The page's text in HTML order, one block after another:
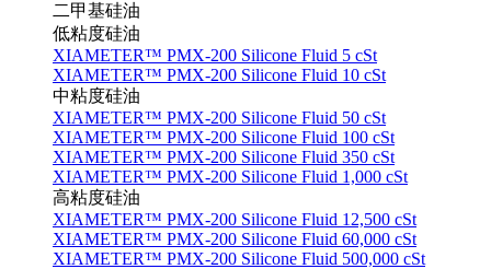
二甲基硅油
低粘度硅油
XIAMETER™ PMX-200 Silicone Fluid 5 cSt
XIAMETER™ PMX-200 Silicone Fluid 10 cSt
中粘度硅油
XIAMETER™ PMX-200 Silicone Fluid 50 cSt
XIAMETER™ PMX-200 Silicone Fluid 100 cSt
XIAMETER™ PMX-200 Silicone Fluid 350 cSt
XIAMETER™ PMX-200 Silicone Fluid 1,000 cSt
高粘度硅油
XIAMETER™ PMX-200 Silicone Fluid 12,500 cSt
XIAMETER™ PMX-200 Silicone Fluid 60,000 cSt
XIAMETER™ PMX-200 Silicone Fluid 500,000 cSt